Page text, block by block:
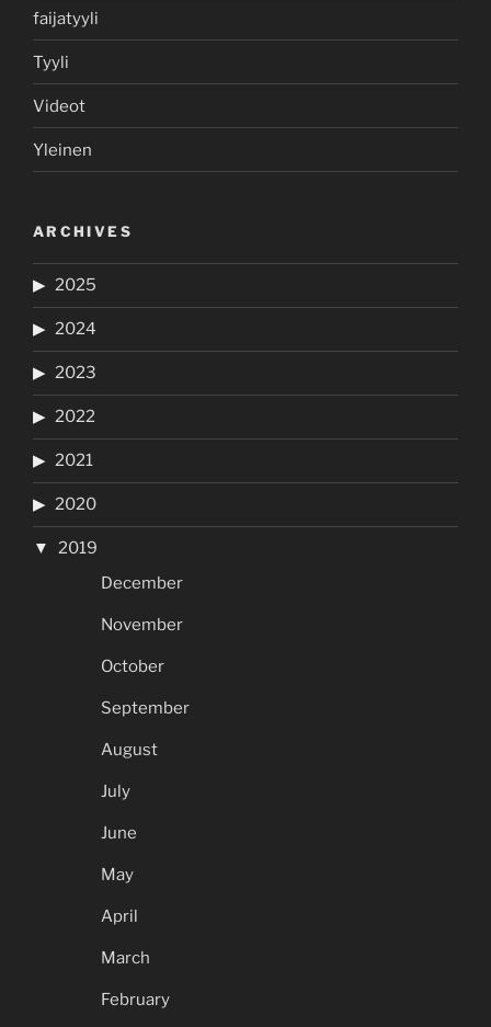
faijatyyli
Tyyli
Videot
Yleinen
ARCHIVES
2025
2024
2023
2022
2021
2020
2019
December
November
October
September
August
July
June
May
April
March
February